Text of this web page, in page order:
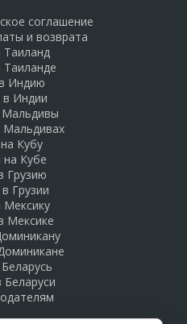
соглашение
и возврата
Таиланд
Индию
Индии
Мальдивах
Кубу
Кубе
Грузию
Грузии
Мексику
Мексике